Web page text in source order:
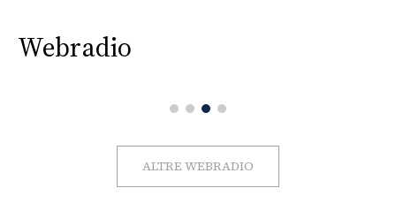
Webradio
ALTRE WEBRADIO